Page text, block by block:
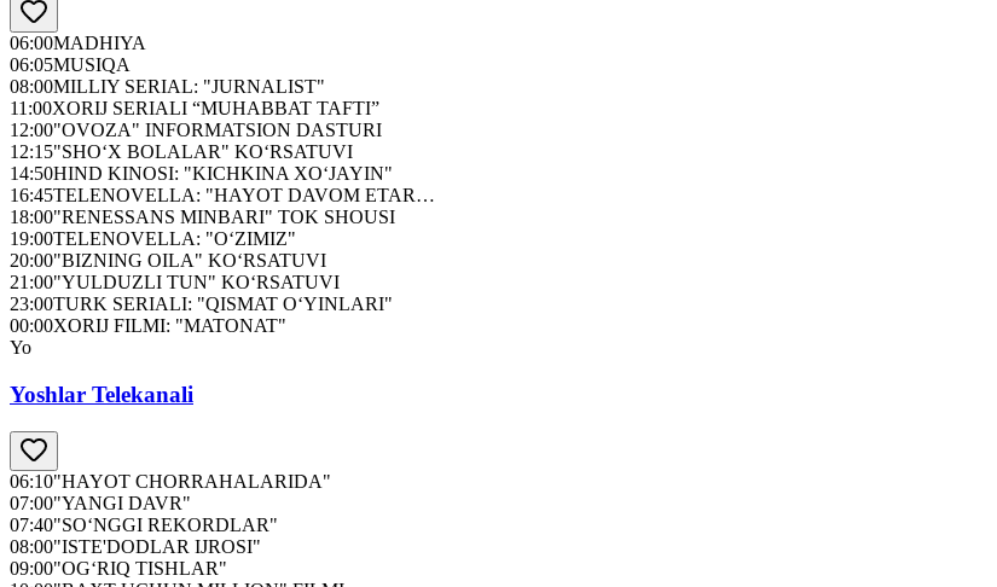
06:00MADHIYA
06:05MUSIQA
08:00MILLIY SERIAL: "JURNALIST"
11:00XORIJ SERIALI “MUHABBAT TAFTI”
12:00"OVOZA" INFORMATSION DASTURI
12:15"SHO‘X BOLALAR" KO‘RSATUVI
14:50HIND KINOSI: "KICHKINA XO‘JAYIN"
16:45TELENOVELLA: "HAYOT DAVOM ETAR…
18:00"RENESSANS MINBARI" TOK SHOUSI
19:00TELENOVELLA: "O‘ZIMIZ"
20:00"BIZNING OILA" KO‘RSATUVI
21:00"YULDUZLI TUN" KO‘RSATUVI
23:00TURK SERIALI: "QISMAT O‘YINLARI"
00:00XORIJ FILMI: "MATONAT"
Yo
Yoshlar Telekanali
06:10"HAYOT CHORRAHALARIDA"
07:00"YANGI DAVR"
07:40"SO‘NGGI REKORDLAR"
08:00"ISTE'DODLAR IJROSI"
09:00"OG‘RIQ TISHLAR"